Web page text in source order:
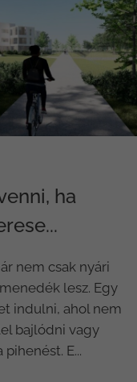
ha
nem csak nyári
lesz. Egy
indulni, ahol nem
bajlódni vagy
E...